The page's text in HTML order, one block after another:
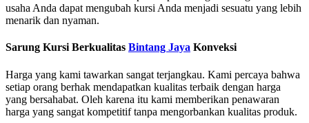
usaha Anda dapat mengubah kursi Anda menjadi sesuatu yang lebih
menarik dan nyaman.
Sarung Kursi Berkualitas Bintang Jaya Konveksi
Harga yang kami tawarkan sangat terjangkau. Kami percaya bahwa
setiap orang berhak mendapatkan kualitas terbaik dengan harga
yang bersahabat. Oleh karena itu kami memberikan penawaran
harga yang sangat kompetitif tanpa mengorbankan kualitas produk.